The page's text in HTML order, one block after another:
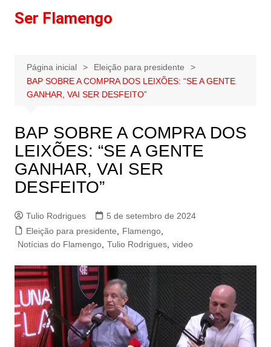
paraSer Flamengo
Página inicial
Eleição para presidente
BAP SOBRE A COMPRA DOS LEIXÕES: “SE A GENTE
GANHAR, VAI SER DESFEITO”
BAP SOBRE A COMPRA DOS
LEIXÕES: “SE A GENTE
GANHAR, VAI SER
DESFEITO”
Tulio Rodrigues
5 de setembro de 2024
Eleição para presidente
Flamengo,
Notícias do Flamengo, Tulio Rodrigues, video